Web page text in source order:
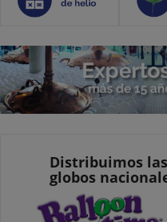
Distribuimos
globos